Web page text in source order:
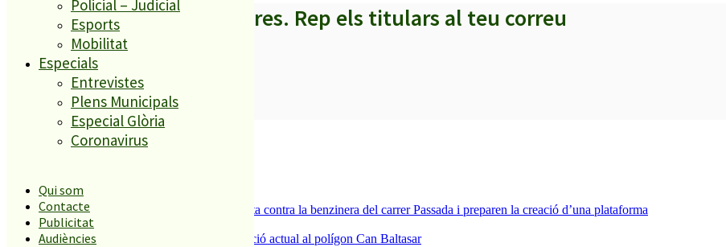
Policial – Judicial
Esports
Mobilitat
Especials
Entrevistes
Plens Municipals
Especial Glòria
Coronavirus
Qui som
Contacte
Publicitat
Audiències
A partir d’ara no et perdis res. Rep els titulars al teu correu
SUBSCRIURE’M
És tendència ara
2
Els veïns de Palafolls refermen la seva lluita contra la benzinera del carrer Passada i preparen la creació d’una plataforma
3
La Nau d’Entitats mantindrà la seva ubicació actual al polígon Can Baltasar